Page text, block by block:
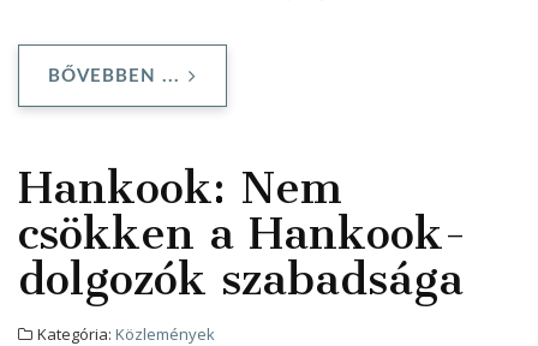
BŐVEBBEN ...
Hankook: Nem
csökken a Hankook-
dolgozók szabadsága
Kategória: Közlemények